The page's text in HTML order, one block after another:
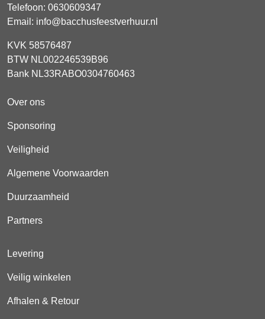
Telefoon: 0630609347
Email: info@bacchusfeestverhuur.nl
KVK 58576487
BTW NL002246539B96
Bank NL33RABO0304760463
Over ons
Sponsoring
Veiligheid
Algemene Voorwaarden
Duurzaamheid
Partners
Levering
Veilig winkelen
Afhalen & Retour